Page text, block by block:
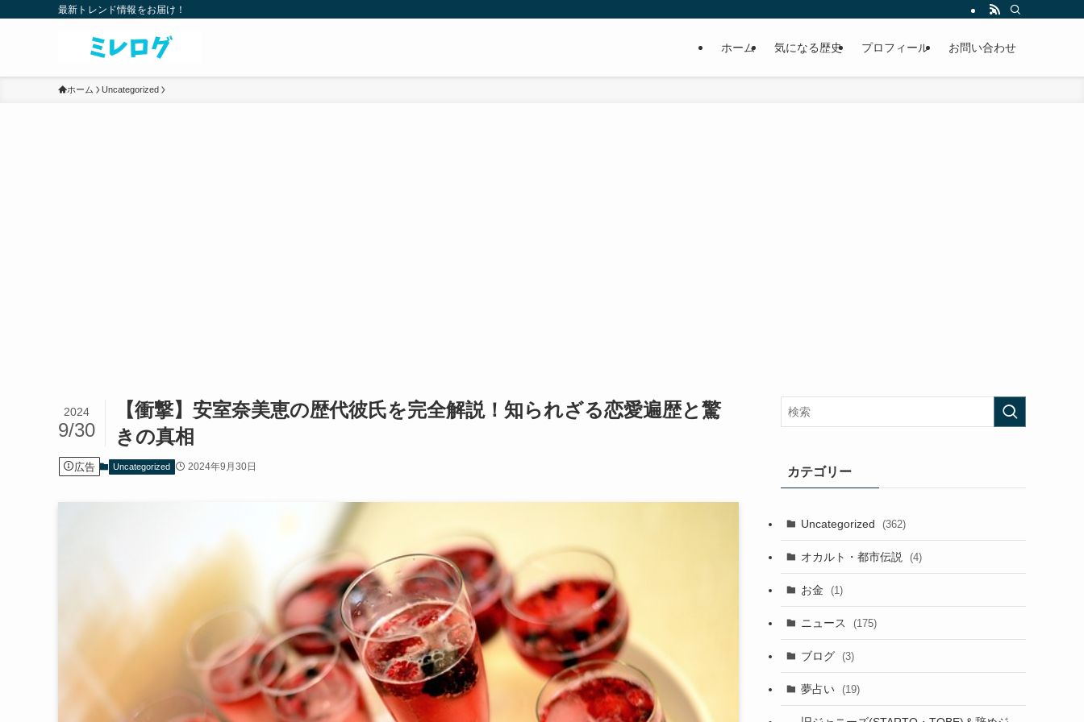
最新トレンド情報をお届け！
ホーム 気になる歴史 プロフィール お問い合わせ
ホーム Uncategorized
【衝撃】安室奈美恵の歴代彼氏を完全解説！知られざる恋愛遍歴と驚
きの真相
2024
9/30
広告 Uncategorized 2024年9月30日 カテゴリー
Uncategorized (362)
オカルト・都市伝説 (4)
お金 (1)
ニュース (175)
ブログ (3)
夢占い (19)